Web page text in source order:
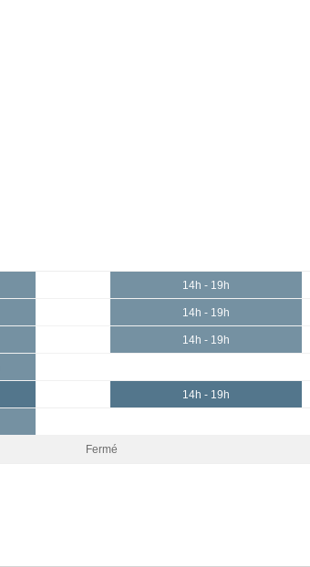
14h - 19h
14h - 19h
14h - 19h
14h - 19h
Fermé